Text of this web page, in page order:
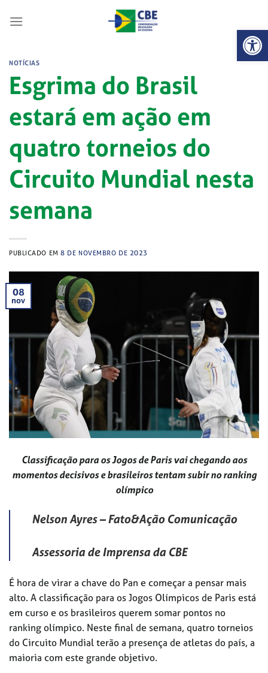
Abrir
NOTÍCIAS
Esgrima do Brasil
estará em ação em
quatro torneios do
Circuito Mundial nesta
semana
PUBLICADO EM8 DE NOVEMBRO DE 2023
08
nov
Classificação para os Jogos de Paris vai chegando aos
momentos decisivos e brasileiros tentam subir no ranking
olímpico
Nelson Ayres – Fato&Ação Comunicação
Assessoria de Imprensa da CBE
É hora de virar a chave do Pan e começar a pensar mais
alto. A classificação para os Jogos Olímpicos de Paris está
em curso e os brasileiros querem somar pontos no
ranking olímpico. Neste final de semana, quatro torneios
do Circuito Mundial terão a presença de atletas do país, a
maioria com este grande objetivo.